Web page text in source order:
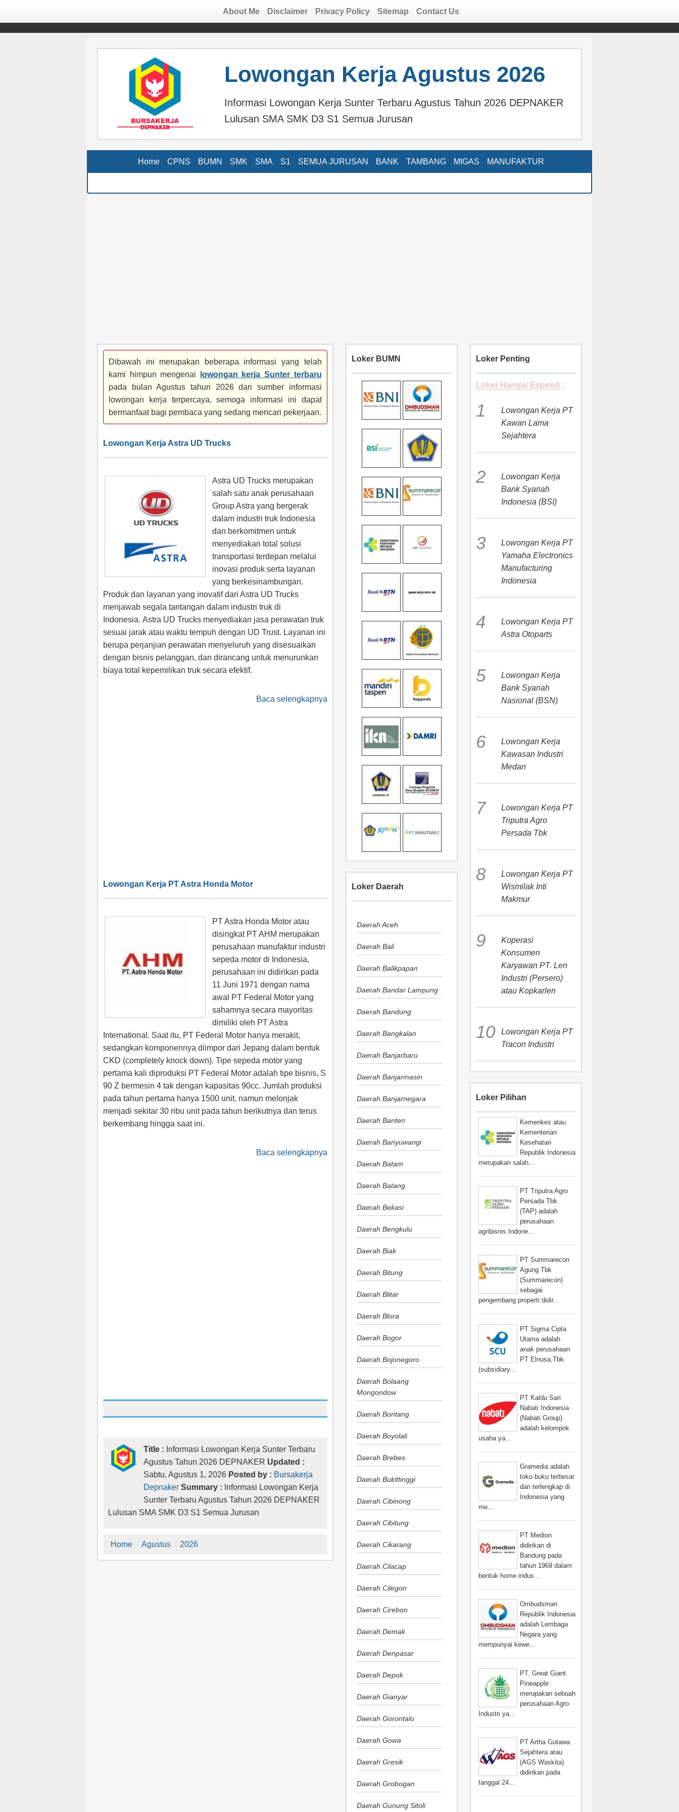
About Me Disclaimer Privacy Policy Sitemap Contact Us
Lowongan Kerja Agustus 2026
Informasi Lowongan Kerja Sunter Terbaru Agustus Tahun 2026 DEPNAKER
Lulusan SMA SMK D3 S1 Semua Jurusan
Home CPNS BUMN SMK SMA S1 SEMUA JURUSAN BANK TAMBANG MIGAS MANUFAKTUR
Dibawah ini merupakan beberapa informasi yang telah
kami himpun mengenai
lowongan kerja Sunter terbaru
pada bulan Agustus tahun 2026 dari sumber informasi
lowongan kerja terpercaya, semoga informasi ini dapat
bermanfaat bagi pembaca yang sedang mencari pekerjaan.
Lowongan Kerja Astra UD Trucks
Astra UD Trucks merupakan
salah satu anak perusahaan
Group Astra yang bergerak
dalam industri truk Indonesia
dan berkomitmen untuk
menyediakan total solusi
transportasi terdepan melalui
inovasi produk serta layanan
yang berkesinambungan.
Produk dan layanan yang inovatif dari Astra UD Trucks
menjawab segala tantangan dalam industri truk di
Indonesia. Astra UD Trucks menyediakan jasa perawatan truk
sesuai jarak atau waktu tempuh dengan UD Trust. Layanan ini
berupa perjanjian perawatan menyeluruh yang disesuaikan
dengan bisnis pelanggan, dan dirancang untuk menurunkan
biaya total kepemilikan truk secara efektif.
Baca selengkapnya
Lowongan Kerja PT Astra Honda Motor
PT Astra Honda Motor atau
disingkat PT AHM merupakan
perusahaan manufaktur industri
sepeda motor di Indonesia,
perusahaan ini didirikan pada
11 Juni 1971 dengan nama
awal PT Federal Motor yang
sahamnya secara mayoritas
dimiliki oleh PT Astra
International. Saat itu, PT Federal Motor hanya merakit,
sedangkan komponennya diimpor dari Jepang dalam bentuk
CKD (completely knock down). Tipe sepeda motor yang
pertama kali diproduksi PT Federal Motor adalah tipe bisnis, S
90 Z bermesin 4 tak dengan kapasitas 90cc. Jumlah produksi
pada tahun pertama hanya 1500 unit, namun melonjak
menjadi sekitar 30 ribu unit pada tahun berikutnya dan terus
berkembang hingga saat ini.
Baca selengkapnya
Title : Informasi Lowongan Kerja Sunter Terbaru
Agustus Tahun 2026 DEPNAKER Updated :
Sabtu, Agustus 1, 2026 Posted by : Bursakerja
Depnaker Summary : Informasi Lowongan Kerja
Sunter Terbaru Agustus Tahun 2026 DEPNAKER
Lulusan SMA SMK D3 S1 Semua Jurusan
Home / Agustus / 2026
Loker BUMN
Loker Daerah
Daerah Aceh
Daerah Bali
Daerah Balikpapan
Daerah Bandar Lampung
Daerah Bandung
Daerah Bangkalan
Daerah Banjarbaru
Daerah Banjarmasin
Daerah Banjarnegara
Daerah Banten
Daerah Banyuwangi
Daerah Batam
Daerah Batang
Daerah Bekasi
Daerah Bengkulu
Daerah Biak
Daerah Bitung
Daerah Blitar
Daerah Blora
Daerah Bogor
Daerah Bojonegoro
Daerah Bolaang
Mongondow
Daerah Bontang
Daerah Boyolali
Daerah Brebes
Daerah Bukittinggi
Daerah Cibinong
Daerah Cibitung
Daerah Cikarang
Daerah Cilacap
Daerah Cilegon
Daerah Cirebon
Daerah Demak
Daerah Denpasar
Daerah Depok
Daerah Gianyar
Daerah Gorontalo
Daerah Gowa
Daerah Gresik
Daerah Grobogan
Daerah Gunung Sitoli
Loker Penting
Loker Hampir Expired :
Lowongan Kerja PT
Kawan Lama
Sejahtera
Lowongan Kerja
Bank Syariah
Indonesia (BSI)
Lowongan Kerja PT
Yamaha Electronics
Manufacturing
Indonesia
Lowongan Kerja PT
Astra Otoparts
Lowongan Kerja
Bank Syariah
Nasional (BSN)
Lowongan Kerja
Kawasan Industri
Medan
Lowongan Kerja PT
Triputra Agro
Persada Tbk
Lowongan Kerja PT
Wismilak Inti
Makmur
Koperasi
Konsumen
Karyawan PT. Len
Industri (Persero)
atau Kopkarlen
Lowongan Kerja PT
Tracon Industri
Loker Pilihan
Kemenkes atau
Kementerian
Kesehatan
Republik Indonesia
merupakan salah...
PT Triputra Agro
Persada Tbk
(TAP) adalah
perusahaan
agribisnis Indone...
PT Summarecon
Agung Tbk
(Summarecon)
sebagai
pengembang properti didir...
PT Sigma Cipta
Utama adalah
anak perusahaan
PT Elnusa,Tbk.
(subsidiary...
PT Kaldu Sari
Nabati Indonesia
(Nabati Group)
adalah kelompok
usaha ya...
Gramedia adalah
toko buku terbesar
dan terlengkap di
Indonesia yang
me...
PT Medion
didirikan di
Bandung pada
tahun 1969 dalam
bentuk home indus...
Ombudsman
Republik Indonesia
adalah Lembaga
Negara yang
mempunyai kewe...
PT. Great Giant
Pineapple
merupakan sebuah
perusahaan Agro
Industri ya...
PT Artha Gutawa
Sejahtera atau
(AGS Waskita)
didirikan pada
tanggal 24...